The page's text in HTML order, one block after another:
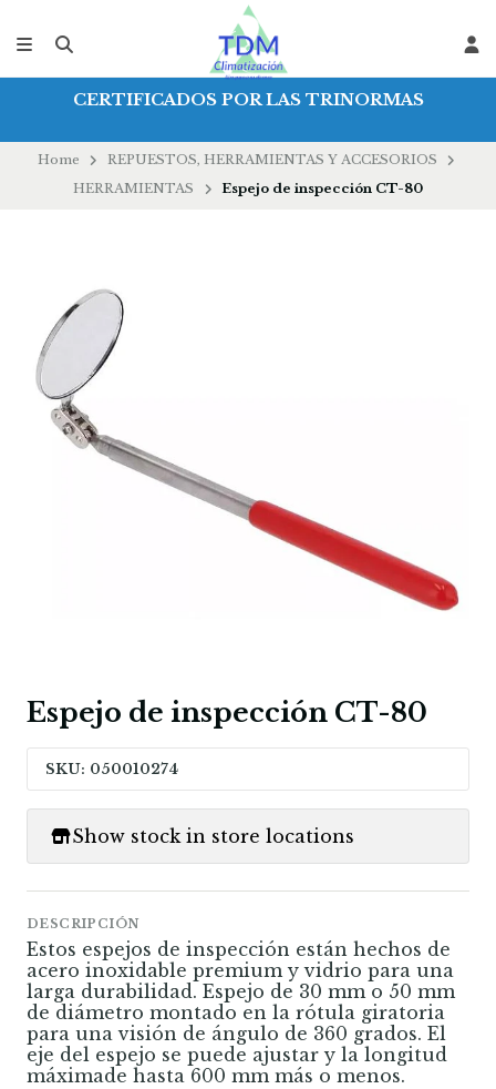
CERTIFICADOS POR LAS TRINORMAS
Home
REPUESTOS, HERRAMIENTAS Y ACCESORIOS
HERRAMIENTAS
Espejo de inspección CT-80
Espejo de inspección CT-80
SKU: 050010274
Show stock in store locations
DESCRIPCIÓN
Estos espejos de inspección están hechos de
acero inoxidable premium y vidrio para una
larga durabilidad. Espejo de 30 mm o 50 mm
de diámetro montado en la rótula giratoria
para una visión de ángulo de 360 grados. El
eje del espejo se puede ajustar y la longitud
máximade hasta 600 mm más o menos.